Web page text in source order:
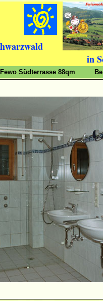
in
Fewo Südterrasse 88qm